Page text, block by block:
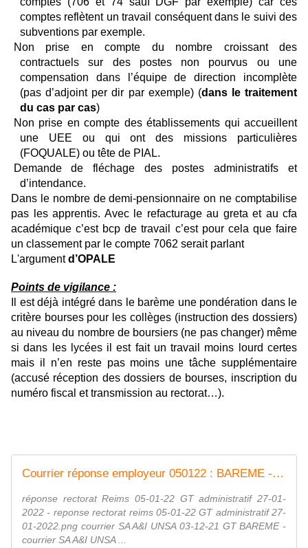
comptes reflètent un travail conséquent dans le suivi des
subventions par exemple.
Non prise en compte du nombre croissant des
contractuels sur des postes non pourvus ou une
compensation dans l’équipe de direction incomplète
(pas d’adjoint per dir par exemple) (dans le traitement
du cas par cas)
Non prise en compte des établissements qui accueillent
une UEE ou qui ont des missions particulières
(FOQUALE) ou tête de PIAL.
Demande de fléchage des postes administratifs et
d’intendance.
Dans le nombre de demi-pensionnaire on ne comptabilise
pas les apprentis. Avec le refacturage au greta et au cfa
académique c’est bcp de travail c’est pour cela que faire
un classement par le compte 7062 serait parlant
L'argumentd’OPALE
Points de vigilance :
Il est déjà intégré dans le barème une pondération dans le
critère bourses pour les collèges (instruction des dossiers)
au niveau du nombre de boursiers (ne pas changer) même
si dans les lycées il est fait un travail moins lourd certes
mais il n’en reste pas moins une tâche supplémentaire
(accusé réception des dossiers de bourses, inscription du
numéro fiscal et transmission au rectorat…).
Courrier réponse employeur 050122 : BAREME - Syndicat AetI-UNSA Académie Reims
réponse rectorat Reims 05-01-22 GT administratif 27-01-
2022 - reponse rectorat reims 05-01-22 GT administratif 27-
01-2022.png courrier SA A&I UNSA 03-12-21 GT BAREME -
courrier SA A&I UNSA ...